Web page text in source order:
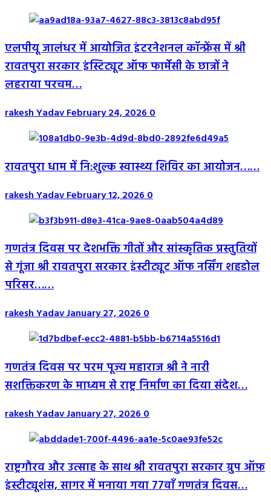
एलपीयू जालंधर में आयोजित इंटरनेशनल कॉन्फ्रेंस में श्री
रावतपुरा सरकार इंस्टिट्यूट ऑफ फार्मेसी के छात्रों ने
लहराया परचम…
rakesh YadavFebruary 24, 20260
रावतपुरा धाम में नि:शुल्क स्वास्थ्य शिविर का आयोजन……
rakesh YadavFebruary 12, 20260
गणतंत्र दिवस पर देशभक्ति गीतों और सांस्कृतिक प्रस्तुतियों
से गूंजा श्री रावतपुरा सरकार इंस्टीट्यूट ऑफ नर्सिंग शहडोल
परिसर……
rakesh YadavJanuary 27, 20260
गणतंत्र दिवस पर परम पूज्य महाराज श्री ने नारी
सशक्तिकरण के माध्यम से राष्ट्र निर्माण का दिया संदेश…
rakesh YadavJanuary 27, 20260
राष्ट्रगौरव और उत्साह के साथ श्री रावतपुरा सरकार ग्रुप ऑफ़
इंस्टीट्यूशंस, सागर में मनाया गया 77वाँ गणतंत्र दिवस…